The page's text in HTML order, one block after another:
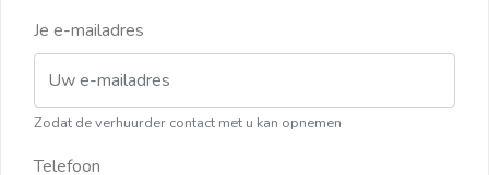
Je e-mailadres
Zodat de verhuurder contact met u kan opnemen
Telefoon